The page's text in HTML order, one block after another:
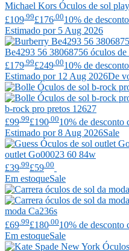
Michael Kors Óculos de sol
£109 .99£176 .0010% de
Estimado por 5 Aug 2026
Be4293 56 38068756 óculos de
£179 .99£249 .0010% de
Estimado por 12 Aug 2026De
b-rock pro pretos 12627
£99 .99£190 .0010% de
Estimado por 8 Aug 2026Sale
outlet Go00023 60 84w
£39.99£59.00
Em estoqueSale
moda Ca236s
£69 .99£180 .0010% de
Em estoqueSale